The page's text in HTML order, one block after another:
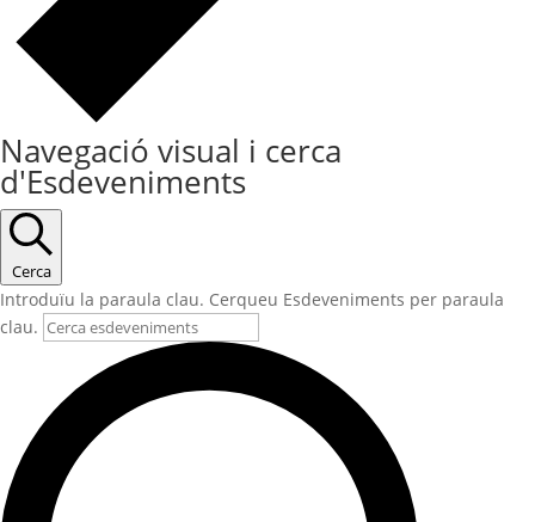
Navegació visual i cerca
d'Esdeveniments
Cerca
Introduïu la paraula clau. Cerqueu Esdeveniments per paraula
clau.